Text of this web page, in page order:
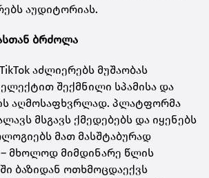
აუდიტორიას.
ბრძოლა
აძლიერებს მუშაობას
შექმნილი სპამისა და
აღმოსაფხვრლად. პლატფორმა
მსგავს ქმედებებს და იყენებს
მათ მასშტაბურად
მხოლოდ მიმდინარე წლის
ბაზიდან ოთხმოცდაექვს